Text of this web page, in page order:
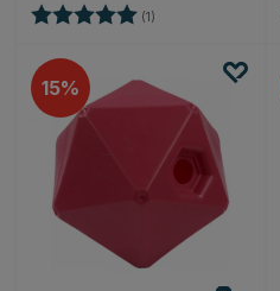
Ocena: (1)
15